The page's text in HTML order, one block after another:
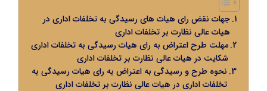
جهات نقض رای هیات های رسیدگی به تخلفات اداری در
هیات عالی نظارت بر تخلفات اداری
مهلت طرح اعتراض به رای هیات رسیدگی به تخلفات اداری
شکایت در هیات عالی نظارت بر تخلفات اداری
نحوه طرح و رسیدگی به اعتراض به رای هیات رسیدگی به
تخلفات اداری در هیات عالی نظارت بر تخلفات اداری